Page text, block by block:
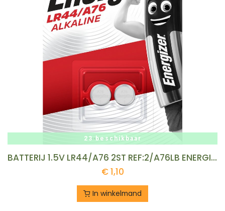
23 beschikbaar
BATTERIJ 1.5V LR44/A76 2ST REF:2/A76LB ENERGIZER
€1,10
In winkelmand